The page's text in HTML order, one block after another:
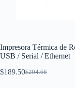
Impresora Térmica de
USB / Serial / Ethernet
$204.66
El
$189.50El